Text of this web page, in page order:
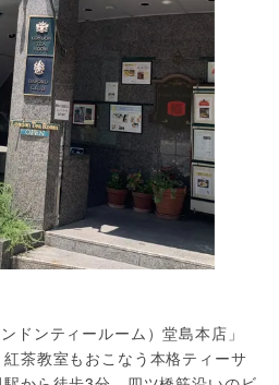
ドンティールーム）堂島本店」
茶教室もおこなう本格ティーサ